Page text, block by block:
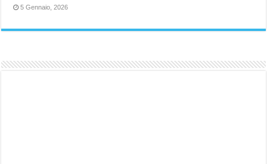
5 Gennaio, 2026